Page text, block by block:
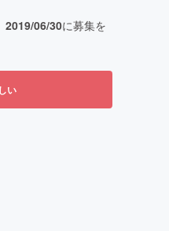
2019/06/30に募集を
い